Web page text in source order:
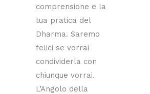
comprensione e la
tua pratica del
Dharma. Saremo
felici se vorrai
condividerla con
chiunque vorrai.
L’Angolo della